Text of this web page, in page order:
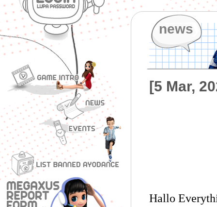
news
[5 Mar,
Hallo